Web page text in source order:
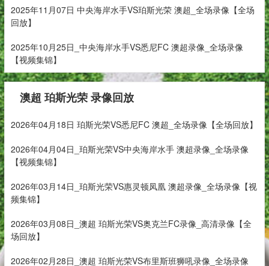
2025年11月07日 中央海岸水手VS珀斯光荣 澳超_全场录像【全场
回放】
2025年10月25日_中央海岸水手VS悉尼FC 澳超录像_全场录像
【视频集锦】
澳超 珀斯光荣 录像回放
2026年04月18日 珀斯光荣VS悉尼FC 澳超_全场录像【全场回放】
2026年04月04日_珀斯光荣VS中央海岸水手 澳超录像_全场录像
【视频集锦】
2026年03月14日_珀斯光荣VS惠灵顿凤凰 澳超录像_全场录像【视
频集锦】
2026年03月08日_澳超 珀斯光荣VS奥克兰FC录像_高清录像【全
场回放】
2026年02月28日_澳超 珀斯光荣VS布里斯班狮吼录像_全场录像